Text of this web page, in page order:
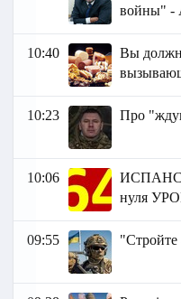
войны" -
10:40
Вы
10:23 Про
10:06
нуля
09:55